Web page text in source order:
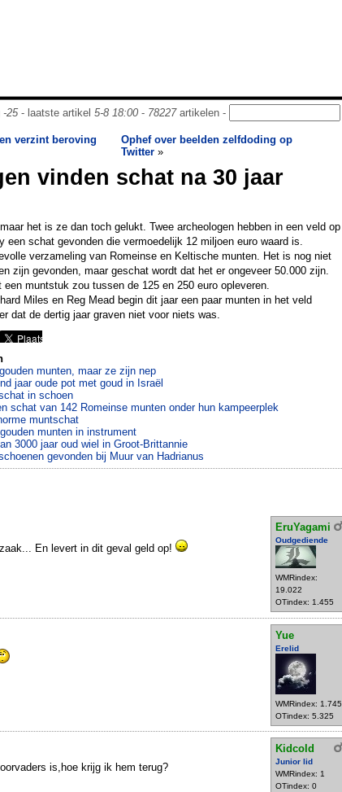
-25- laatste artikel 5-8 18:00- 78227artikelen -
verzint beroving
Ophef over beelden zelfdoding op
Twitter »
vinden schat na 30 jaar
het is ze dan toch gelukt. Twee archeologen hebben in een veld op
een schat gevonden die vermoedelijk 12 miljoen euro waard is.
verzameling van Romeinse en Keltische munten. Het is nog niet
zijn gevonden, maar geschat wordt dat het er ongeveer 50.000 zijn.
muntstuk zou tussen de 125 en 250 euro opleveren.
Miles en Reg Mead begin dit jaar een paar munten in het veld
dat de dertig jaar graven niet voor niets was.
munten, maar ze zijn nep
jaar oude pot met goud in Israël
in schoen
schat van 142 Romeinse munten onder hun kampeerplek
muntschat
munten in instrument
3000 jaar oud wiel in Groot-Brittannie
gevonden bij Muur van Hadrianus
EruYagami
Oudgediende
WMRindex:
19.022
OTindex: 1.455
En levert in dit geval geld op!
Yue
Erelid
WMRindex: 1.745
OTindex: 5.325
Kidcold
Junior lid
WMRindex: 1
OTindex: 0
is,hoe krijg ik hem terug?